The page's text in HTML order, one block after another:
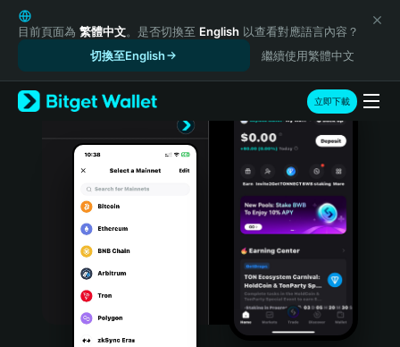
English
日本語
Русский
Español (Latinoamérica)
Türkçe
Português (Portugal)
Bahasa Indonesia
目前頁面為 繁體中文。是否切換至 English 以查看對應語言內容？
切換至English
繼續使用繁體中文
立即下載